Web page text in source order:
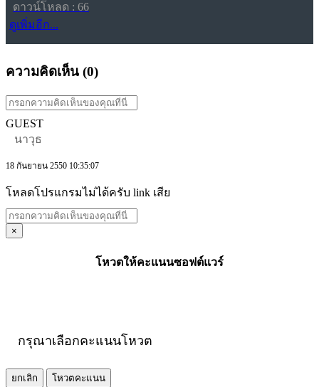
ดาวน์โหลด : 66
ดูเพิ่มอีก...
ความคิดเห็น (0)
GUEST
นาวุธ
18 กันยายน 2550 10:35:07
โหลดโปรแกรมไม่ได้ครับ link เสีย
×
โหวตให้คะแนนซอฟต์แวร์
กรุณาเลือกคะแนนโหวต
ยกเลิก
โหวตคะแนน